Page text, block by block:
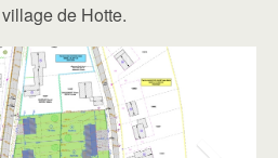
de Hotte.